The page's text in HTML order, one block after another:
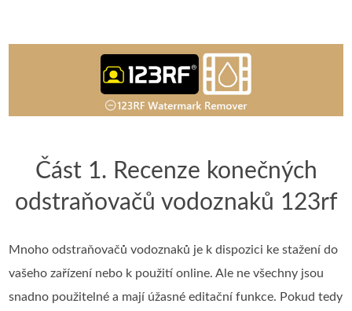
Část 1. Recenze konečných
odstraňovačů vodoznaků 123rf
Mnoho odstraňovačů vodoznaků je k dispozici ke stažení do
vašeho zařízení nebo k použití online. Ale ne všechny jsou
snadno použitelné a mají úžasné editační funkce. Pokud tedy